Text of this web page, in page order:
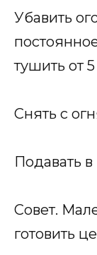
Убавить
тушить от
Снять с
Подавать
Совет.
готовить